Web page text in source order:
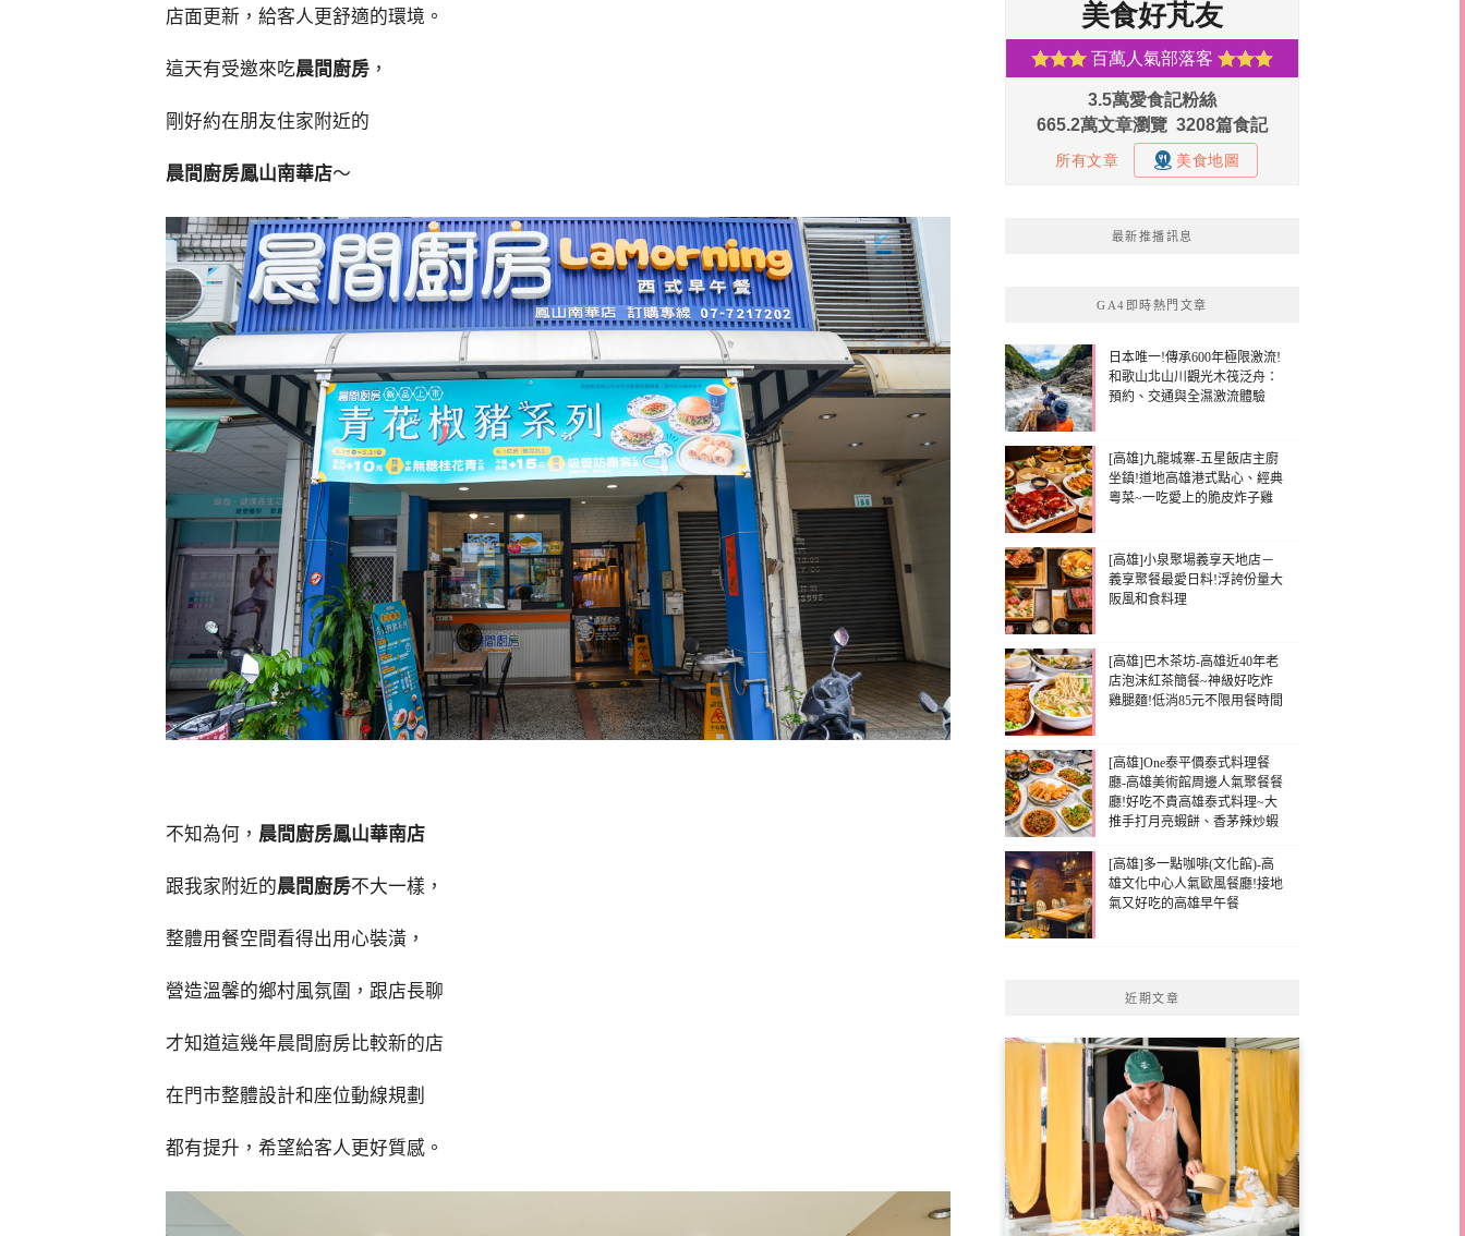
店面更新，給客人更舒適的環境。
這天有受邀來吃晨間廚房 ，
剛好約在朋友住家附近的
晨間廚房鳳山南華店～
不知為何， 晨間廚房鳳山華南店
跟我家附近的晨間廚房不大一樣，
整體用餐空間看得出用心裝潢，
營造溫馨的鄉村風氛圍，跟店長聊
才知道這幾年晨間廚房比較新的店
在門市整體設計和座位動線規劃
都有提升，希望給客人更好質感。
最新推播訊息
GA4即時熱門文章
日本唯一!傳承600年極限激流!
和歌山北山川觀光木筏泛舟：
預約、交通與全濕激流體驗
[高雄]九龍城寨-五星飯店主廚
坐鎮!道地高雄港式點心、經典
粵菜~一吃愛上的脆皮炸子雞
[高雄]小泉聚場義享天地店－
義享聚餐最愛日料!浮誇份量大
阪風和食料理
[高雄]巴木茶坊-高雄近40年老
店泡沫紅茶簡餐~神級好吃炸
雞腿麵!低消85元不限用餐時間
[高雄]One泰平價泰式料理餐
廳-高雄美術館周邊人氣聚餐餐
廳!好吃不貴高雄泰式料理~大
推手打月亮蝦餅、香茅辣炒蝦
[高雄]多一點咖啡(文化館)-高
雄文化中心人氣歐風餐廳!接地
氣又好吃的高雄早午餐
近期文章